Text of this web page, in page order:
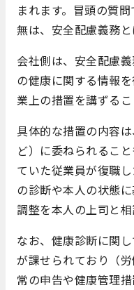
まれます。冒頭の質
無は、安全配慮義務と
会社側は、安全配慮
の健康に関する情報
業上の措置を講ずるこ
具体的な措置の内容
ど）に委ねられるこ
ていた従業員が復職
の診断や本人の状態
調整を本人の上司と相
なお、健康診断に関
が課せられており（
常の申告や健康管理